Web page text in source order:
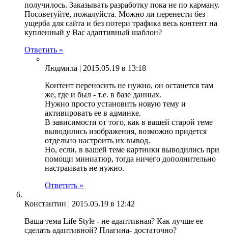
получилось. Заказывать разработку пока не по карману.
Посоветуйте, пожалуйста. Можно ли перенести без
ущерба для сайта и без потери трафика весь контент на
купленный у Вас адаптивный шаблон?
Ответить »
Людмила | 2015.05.19 в 13:18
Контент переносить не нужно, он останется там
же, где и был - т.е. в базе данных.
Нужно просто установить новую тему и
активировать ее в админке.
В зависимости от того, как в вашей старой теме
выводились изображения, возможно придется
отдельно настроить их вывод.
Но, если, в вашей теме картинки выводились при
помощи миниатюр, тогда ничего дополнительно
настраивать не нужно.
Ответить »
Константин | 2015.05.19 в 12:42
Ваша тема Life Style - не адаптивная? Как лучше ее
сделать адаптивной? Плагина- достаточно?